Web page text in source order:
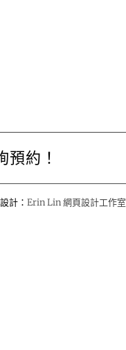
約！
計： Erin Lin 網頁設計工作室